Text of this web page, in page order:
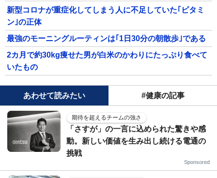
新型コロナが重症化してしまう人に不足していた｢ビタミ
ン｣の正体
最強のモーニングルーティンは｢1日30分の朝散歩｣である
2カ月で約30kg痩せた男が白米のかわりにたっぷり食べて
いたもの
あわせて読みたい #健康の記事
期待を超えるチームの強さ
「さすが」の一言に込められた驚きや感
動。新しい価値を生み出し続ける電通の
挑戦
Sponsored